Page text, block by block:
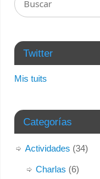
Twitter
Mis tuits
Categorías
Actividades (34)
Charlas (6)